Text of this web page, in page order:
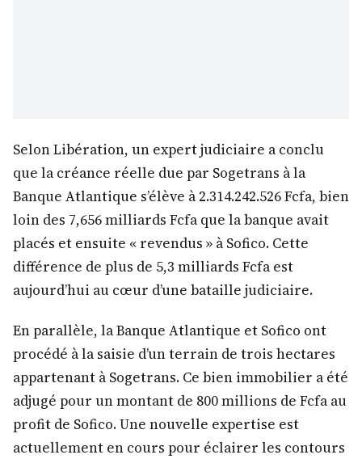
Selon Libération, un expert judiciaire a conclu
que la créance réelle due par Sogetrans à la
Banque Atlantique s’élève à 2.314.242.526 Fcfa, bien
loin des 7,656 milliards Fcfa que la banque avait
placés et ensuite « revendus » à Sofico. Cette
différence de plus de 5,3 milliards Fcfa est
aujourd’hui au cœur d’une bataille judiciaire.
En parallèle, la Banque Atlantique et Sofico ont
procédé à la saisie d’un terrain de trois hectares
appartenant à Sogetrans. Ce bien immobilier a été
adjugé pour un montant de 800 millions de Fcfa au
profit de Sofico. Une nouvelle expertise est
actuellement en cours pour éclairer les contours